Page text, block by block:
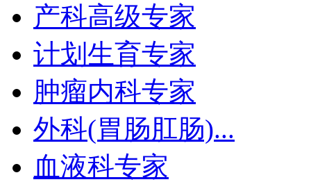
产科高级专家
计划生育专家
肿瘤内科专家
外科(胃肠肛肠)...
血液科专家